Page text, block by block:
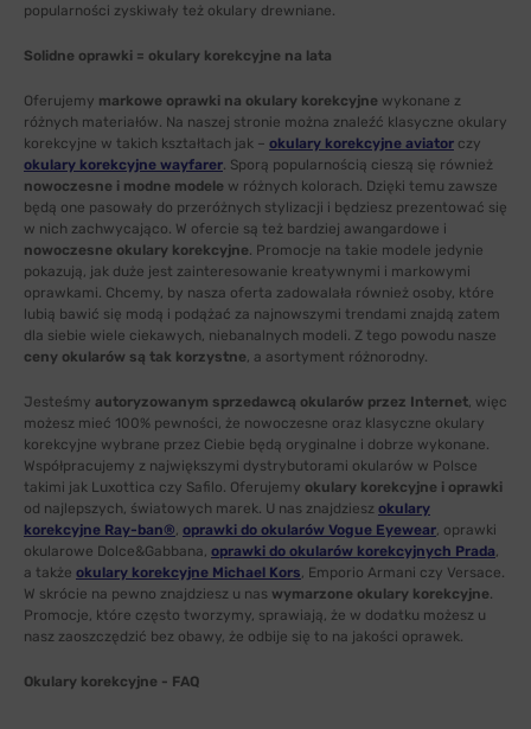
popularności zyskiwały też okulary drewniane.
Solidne oprawki = okulary korekcyjne na lata
Oferujemy markowe oprawki na okulary korekcyjne wykonane z
różnych materiałów. Na naszej stronie można znaleźć klasyczne okulary
korekcyjne w takich kształtach jak – okulary korekcyjne aviator czy
okulary korekcyjne wayfarer. Sporą popularnością cieszą się również
nowoczesne i modne modele w różnych kolorach. Dzięki temu zawsze
będą one pasowały do przeróżnych stylizacji i będziesz prezentować się
w nich zachwycająco. W ofercie są też bardziej awangardowe i
nowoczesne okulary korekcyjne. Promocje na takie modele jedynie
pokazują, jak duże jest zainteresowanie kreatywnymi i markowymi
oprawkami. Chcemy, by nasza oferta zadowalała również osoby, które
lubią bawić się modą i podążać za najnowszymi trendami znajdą zatem
dla siebie wiele ciekawych, niebanalnych modeli. Z tego powodu nasze
ceny okularów są tak korzystne, a asortyment różnorodny.
Jesteśmy autoryzowanym sprzedawcą okularów przez Internet, więc
możesz mieć 100% pewności, że nowoczesne oraz klasyczne okulary
korekcyjne wybrane przez Ciebie będą oryginalne i dobrze wykonane.
Współpracujemy z największymi dystrybutorami okularów w Polsce
takimi jak Luxottica czy Safilo. Oferujemy okulary korekcyjne i oprawki
od najlepszych, światowych marek. U nas znajdziesz okulary
korekcyjne Ray-ban®, oprawki do okularów Vogue Eyewear, oprawki
okularowe Dolce&Gabbana, oprawki do okularów korekcyjnych Prada,
a także okulary korekcyjne Michael Kors, Emporio Armani czy Versace.
W skrócie na pewno znajdziesz u nas wymarzone okulary korekcyjne.
Promocje, które często tworzymy, sprawiają, że w dodatku możesz u
nasz zaoszczędzić bez obawy, że odbije się to na jakości oprawek.
Okulary korekcyjne - FAQ